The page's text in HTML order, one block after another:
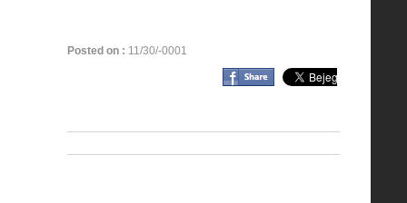
Posted on : 11/30/-0001